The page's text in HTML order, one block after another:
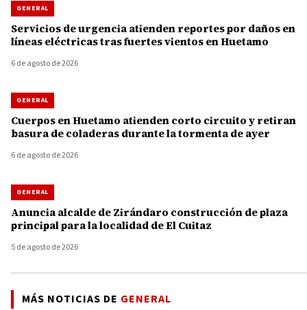
GENERAL
Servicios de urgencia atienden reportes por daños en
líneas eléctricas tras fuertes vientos en Huetamo
6 de agosto de 2026
GENERAL
Cuerpos en Huetamo atienden corto circuito y retiran
basura de coladeras durante la tormenta de ayer
6 de agosto de 2026
GENERAL
Anuncia alcalde de Zirándaro construcción de plaza
principal para la localidad de El Cuitaz
5 de agosto de 2026
MÁS NOTICIAS DE GENERAL